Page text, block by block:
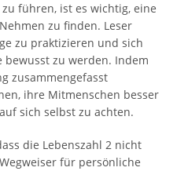
führen, ist es wichtig, eine
zu finden. Leser
zu praktizieren und sich
zu werden. Indem
zusammengefasst
ihre Mitmenschen besser
sich selbst zu achten.
die Lebenszahl 2 nicht
für persönliche